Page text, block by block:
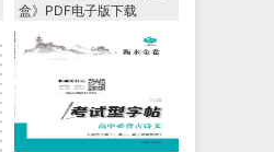
盒》PDF电子版下载